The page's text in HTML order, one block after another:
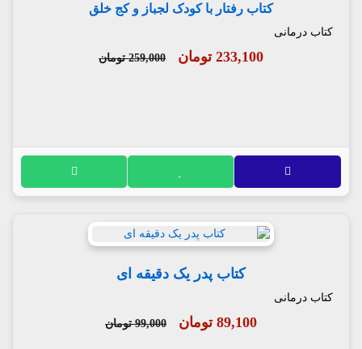
کتاب رفتار با کودک لجباز و کج خلق
کتاب درمانی
233,100 تومان 259,000 تومان
کتاب پدر یک دقیقه ای
کتاب درمانی
89,100 تومان 99,000 تومان